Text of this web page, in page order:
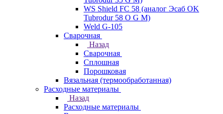
WS Shield FC 58 (аналог Эсаб OK
Tubrodur 58 O G M)
Weld G-105
Сварочная
Назад
Сварочная
Сплошная
Порошковая
Вязальная (термообработанная)
Расходные материалы
Назад
Расходные материалы